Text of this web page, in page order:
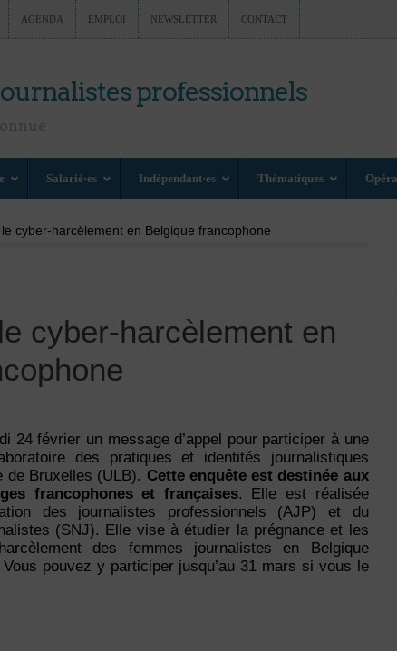
AGENDA EMPLOI NEWSLETTER CONTACT
professionnels
Salarié·es Indépendant·es Thématiques
cyber-harcèlement en Belgique francophone
cyber-harcèlement en
24 février un message d’appel pour participer à une
des pratiques et identités journalistiques
de Bruxelles (ULB). Cette enquête est destinée aux
francophones et françaises. Elle est réalisée
des journalistes professionnels (AJP) et du
(SNJ). Elle vise à étudier la prégnance et les
des femmes journalistes en Belgique
pouvez y participer jusqu’au 31 mars si vous le